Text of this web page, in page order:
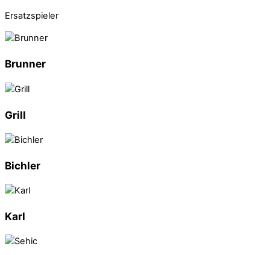
Ersatzspieler
Brunner
Grill
Bichler
Karl